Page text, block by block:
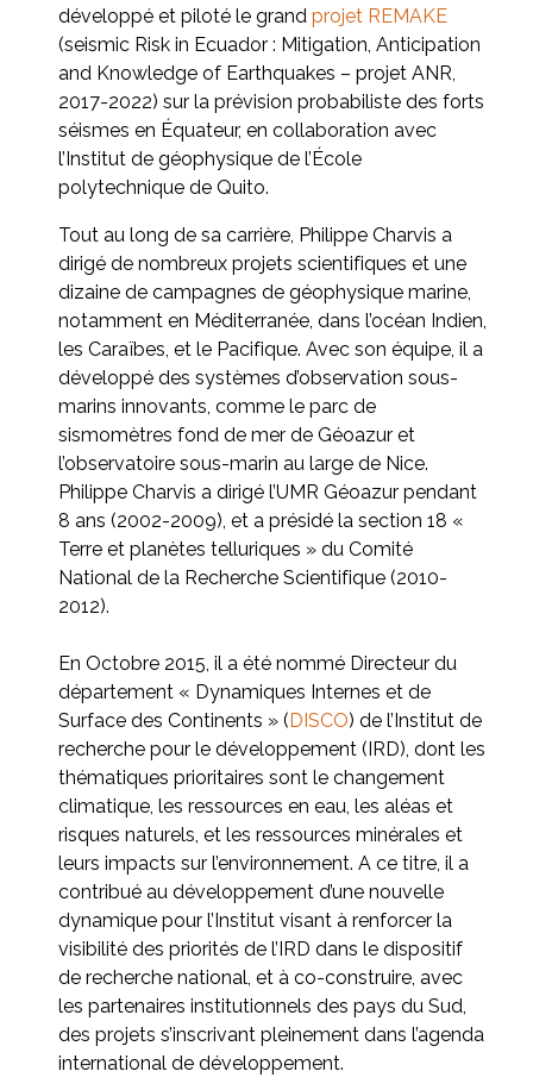
développé et piloté le grand projet REMAKE
(seismic Risk in Ecuador : Mitigation, Anticipation
and Knowledge of Earthquakes – projet ANR,
2017-2022) sur la prévision probabiliste des forts
séismes en Équateur, en collaboration avec
l’Institut de géophysique de l’École
polytechnique de Quito.
Tout au long de sa carrière, Philippe Charvis a
dirigé de nombreux projets scientifiques et une
dizaine de campagnes de géophysique marine,
notamment en Méditerranée, dans l’océan Indien,
les Caraïbes, et le Pacifique. Avec son équipe, il a
développé des systèmes d’observation sous-
marins innovants, comme le parc de
sismomètres fond de mer de Géoazur et
l’observatoire sous-marin au large de Nice.
Philippe Charvis a dirigé l’UMR Géoazur pendant
8 ans (2002-2009), et a présidé la section 18 «
Terre et planètes telluriques » du Comité
National de la Recherche Scientifique (2010-
2012).
En Octobre 2015, il a été nommé Directeur du
département « Dynamiques Internes et de
Surface des Continents » (DISCO) de l’Institut de
recherche pour le développement (IRD), dont les
thématiques prioritaires sont le changement
climatique, les ressources en eau, les aléas et
risques naturels, et les ressources minérales et
leurs impacts sur l’environnement. A ce titre, il a
contribué au développement d’une nouvelle
dynamique pour l’Institut visant à renforcer la
visibilité des priorités de l’IRD dans le dispositif
de recherche national, et à co-construire, avec
les partenaires institutionnels des pays du Sud,
des projets s’inscrivant pleinement dans l’agenda
international de développement.